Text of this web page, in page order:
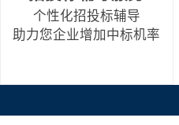
个性化招投标辅导
助力您企业增加中标机率